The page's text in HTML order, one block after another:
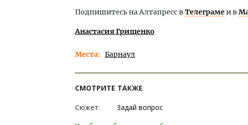
Подпишитесь на Алтапресс вТелеграмеи в
Анастасия Грищенко
Места Барнаул
СМОТРИТЕ ТАКЖЕ
Сюжет: Задай вопрос